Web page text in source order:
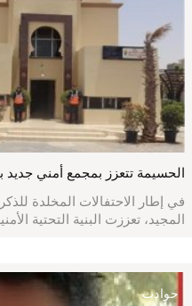
الحسيمة تتعزز بمجمع أمني جديد بمناسبة
في إطار الاحتفالات المخلدة
المجيد، تعززت البنية التحتية
حوادث